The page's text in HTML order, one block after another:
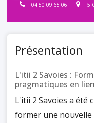
04 50 09 65 06 5
Présentation
L'itii 2 Savoies :
pragmatiques en
L'itii 2 Savoies a été
former une